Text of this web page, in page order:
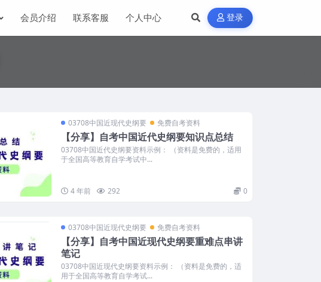
会员介绍 联系客服 个人中心 登录
03708中国近现代史纲要 免费自考资料
【分享】自考中国近代史纲要知识点总结
03708中国近代史纲要资料示例： （资料是免费的，适用
于全国高等教育自学考试中...
4 年前 292 0
03708中国近现代史纲要 免费自考资料
【分享】自考中国近现代史纲要重难点串讲
笔记
03708中国近现代史纲要资料示例： （资料是免费的，适
用于全国高等教育自学考试...